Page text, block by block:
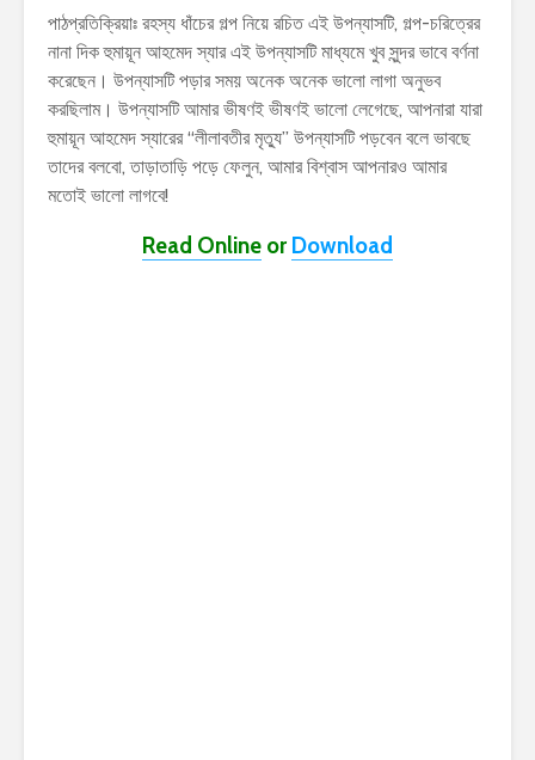
পাঠপ্রতিক্রিয়াঃ রহস্য ধাঁচের গল্প নিয়ে রচিত এই উপন্যাসটি, গল্প-চরিত্রের
নানা দিক হুমায়ূন আহমেদ স্যার এই উপন্যাসটি মাধ্যমে খুব সুন্দর ভাবে বর্ণনা
করেছেন। উপন্যাসটি পড়ার সময় অনেক অনেক ভালো লাগা অনুভব
করছিলাম। উপন্যাসটি আমার ভীষণই ভীষণই ভালো লেগেছে, আপনারা যারা
হুমায়ূন আহমেদ স্যারের “লীলাবতীর মৃত্যু” উপন্যাসটি পড়বেন বলে ভাবছে
তাদের বলবো, তাড়াতাড়ি পড়ে ফেলুন, আমার বিশ্বাস আপনারও আমার
মতোই ভালো লাগবে!
Read Online or Download